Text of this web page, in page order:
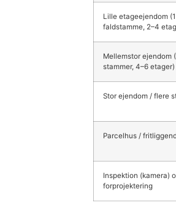
Lille etageejendom (1
faldstamme, 2–4
Mellemstor ejendom
stammer, 4–6 etager)
Stor ejendom / flere
Parcelhus /
Inspektion (kamera)
forprojektering